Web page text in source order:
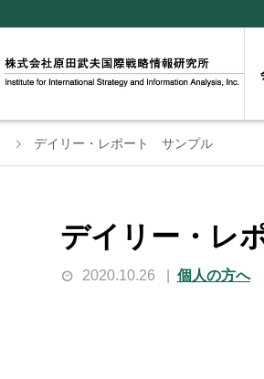
デイリー・レポート サンプル
デイリー・レ
2020.10.26 個人の方へ